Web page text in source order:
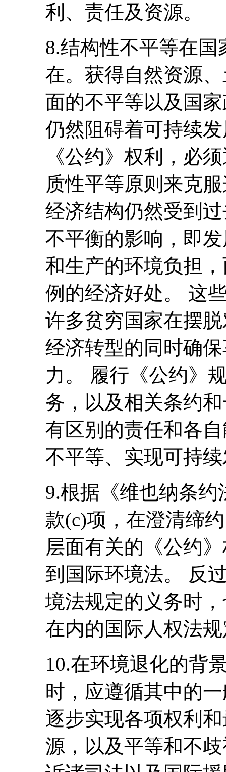
利、责任及资源。
8.结构性不平等在
在。获得自然资源
面的不平等以及国
仍然阻碍着可持续
《公约》权利，必
质性平等原则来克
经济结构仍然受到
不平衡的影响，即
和生产的环境负担
例的经济好处。 这
许多贫穷国家在摆
经济转型的同时确
力。 履行《公约》
务，以及相关条约
有区别的责任和各
不平等、实现可持
9.根据《维也纳条
款(c)项，在澄清缔
层面有关的《公约
到国际环境法。 反
境法规定的义务时
在内的国际人权法
10.在环境退化的背
时，应遵循其中的
逐步实现各项权利
源，以及平等和不